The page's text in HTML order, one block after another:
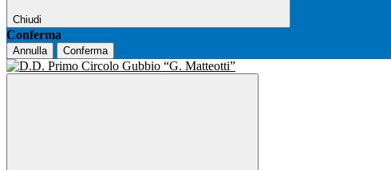
Chiudi
Conferma
Annulla Conferma